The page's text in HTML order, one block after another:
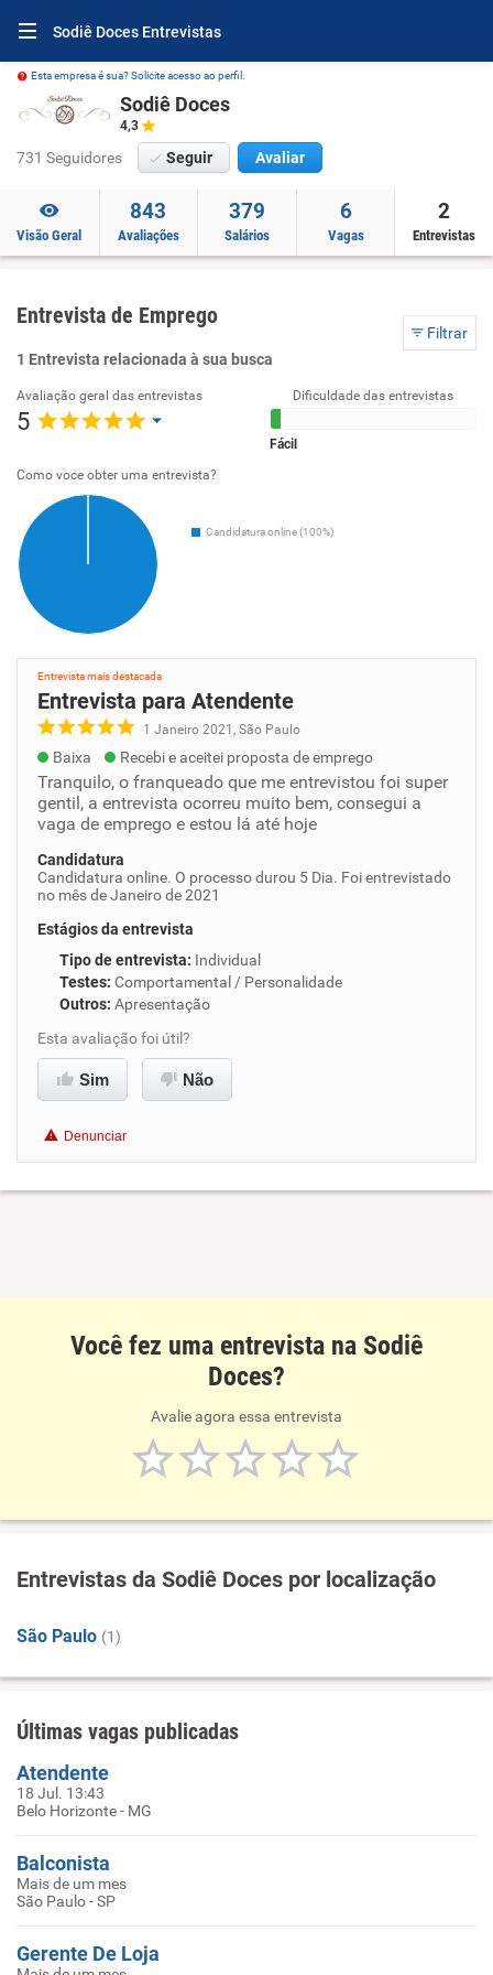
Sodiê Doces Entrevistas
Esta empresa é sua? Solicite acesso ao perfil.
Sodiê Doces
4,3
731 Seguidores Seguir Avaliar
Visão Geral
843
Avaliações
379
Salários
6
Vagas
2
Entrevistas
Entrevista de Emprego
Filtrar
1 Entrevista relacionada à sua busca
Avaliação geral das entrevistas
5
Dificuldade das entrevistas
Fácil
Como voce obter uma entrevista?
Candidatura online (100%)
Entrevista mais destacada
Entrevista para Atendente
1 Janeiro 2021, São Paulo
Baixa Recebi e aceitei proposta de emprego
Tranquilo, o franqueado que me entrevistou foi super
gentil, a entrevista ocorreu muito bem, consegui a
vaga de emprego e estou lá até hoje
Candidatura
Candidatura online. O processo durou 5 Dia. Foi entrevistado
no mês de Janeiro de 2021
Estágios da entrevista
Tipo de entrevista: Individual
Testes: Comportamental / Personalidade
Outros: Apresentação
Esta avaliação foi útil?
Sim Não
Denunciar
Você fez uma entrevista na Sodiê
Doces?
Avalie agora essa entrevista
Entrevistas da Sodiê Doces por localização
São Paulo (1)
Últimas vagas publicadas
Atendente
18 Jul. 13:43
Belo Horizonte - MG
Balconista
Mais de um mes
São Paulo - SP
Gerente De Loja